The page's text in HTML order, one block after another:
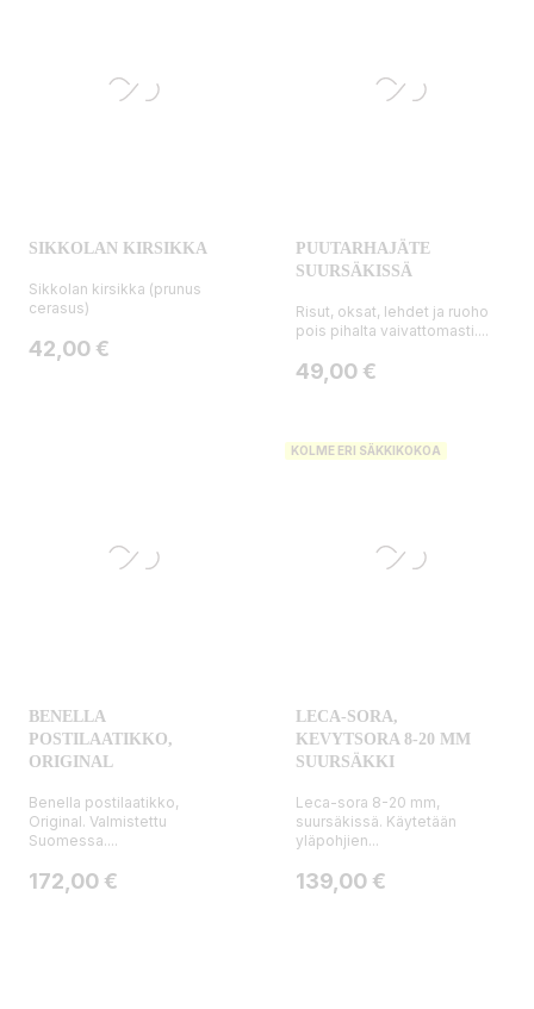
SIKKOLAN KIRSIKKA
Sikkolan kirsikka (prunus
cerasus)
Hinta
42,00 €
PUUTARHAJÄTE
SUURSÄKISSÄ
Risut, oksat, lehdet ja ruoho
pois pihalta vaivattomasti....
Hinta
49,00 €
BENELLA
POSTILAATIKKO,
ORIGINAL
Benella postilaatikko,
Original. Valmistettu
Suomessa....
Hinta
172,00 €
KOLME ERI SÄKKIKOKOA
LECA-SORA,
KEVYTSORA 8-20 MM
SUURSÄKKI
Leca-sora 8-20 mm,
suursäkissä. Käytetään
yläpohjien...
Hinta
139,00 €